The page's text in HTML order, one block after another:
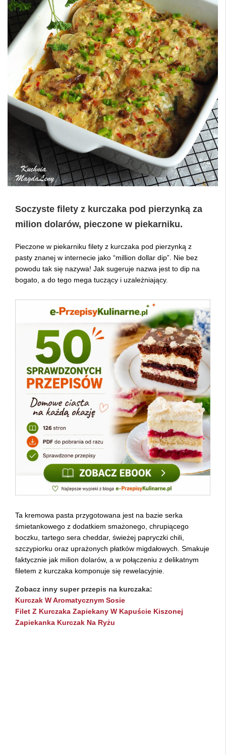
Soczyste filety z kurczaka pod pierzynką za
milion dolarów, pieczone w piekarniku.
Pieczone w piekarniku filety z kurczaka pod pierzynką z
pasty znanej w internecie jako “million dollar dip”. Nie bez
powodu tak się nazywa! Jak sugeruje nazwa jest to dip na
bogato, a do tego mega tuczący i uzależniający.
Ta kremowa pasta przygotowana jest na bazie serka
śmietankowego z dodatkiem smażonego, chrupiącego
boczku, tartego sera cheddar, świeżej papryczki chili,
szczypiorku oraz uprażonych płatków migdałowych. Smakuje
faktycznie jak milion dolarów, a w połączeniu z delikatnym
filetem z kurczaka komponuje się rewelacyjnie.
Zobacz inny super przepis na kurczaka:
Kurczak W Aromatycznym Sosie
Filet Z Kurczaka Zapiekany W Kapuście Kiszonej
Zapiekanka Kurczak Na Ryżu